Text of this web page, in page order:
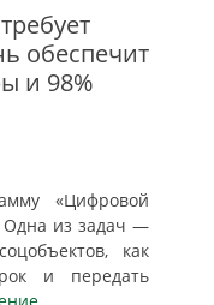
обеспечит
и 98%
«Цифровой
Одна из задач —
как
и передать
…